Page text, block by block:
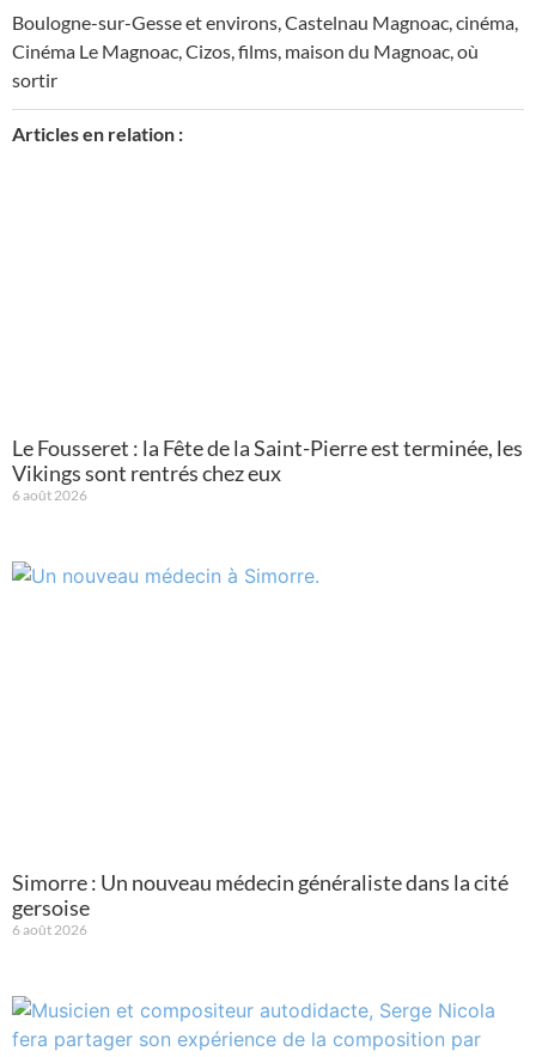
Boulogne-sur-Gesse et environs,Castelnau Magnoac,cinéma,
Cinéma Le Magnoac,Cizos,films, maison du Magnoac,où
sortir
Articles en relation :
Le Fousseret : la Fête de la Saint-Pierre est terminée, les
Vikings sont rentrés chez eux
6 août 2026
Simorre : Un nouveau médecin généraliste dans la cité
gersoise
6 août 2026